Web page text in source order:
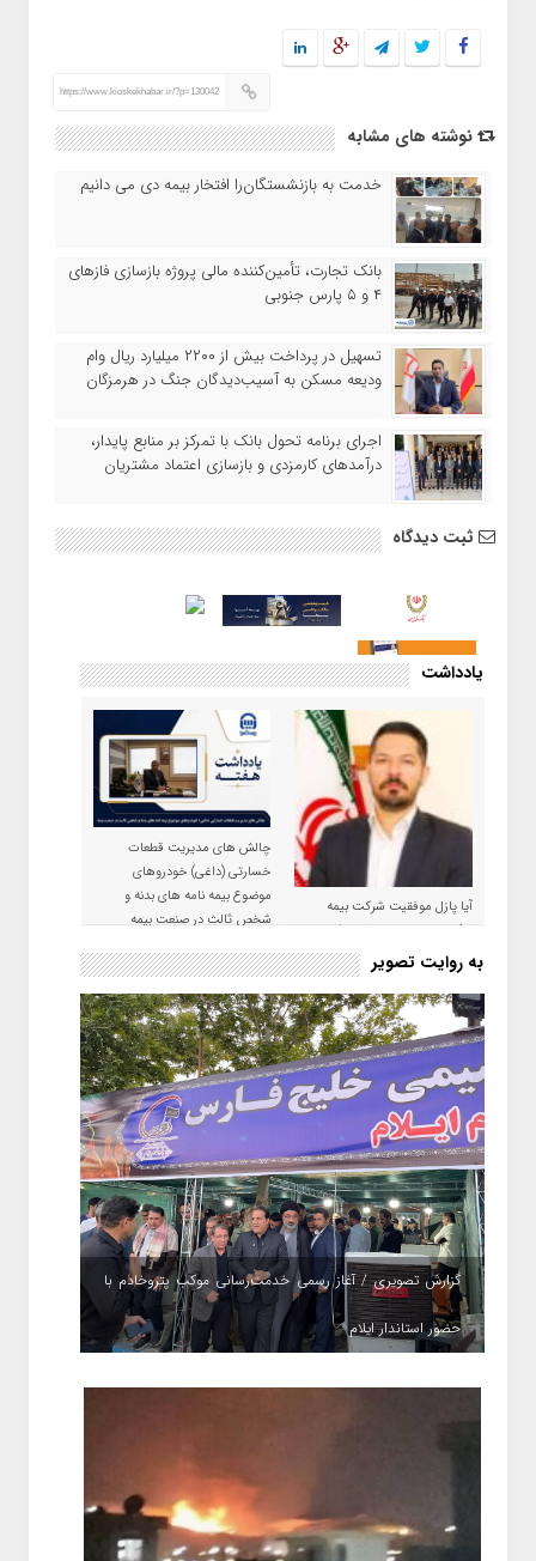
https://www.kioskekhabar.ir/?p=130042
نوشته های مشابه
خدمت به بازنشستگان‌را افتخار بیمه دی می دانیم
بانک تجارت، تأمین‌کننده مالی پروژه بازسازی فازهای
۴ و ۵ پارس جنوبی
تسهیل در پرداخت بیش از ۲۲۰۰ میلیارد ریال وام
ودیعه مسکن به آسیب‌دیدگان جنگ در هرمزگان
اجرای برنامه تحول بانک با تمرکز بر منابع پایدار،
درآمدهای کارمزدی و بازسازی اعتماد مشتریان
ثبت دیدگاه
یادداشت
آیا پازل موفقیت شرکت بیمه
حکمت صبا در سال ۱۴۰۵ کامل می
شود؟!
چالش های مدیریت قطعات
خسارتی (داغی) خودروهای
موضوع بیمه نامه های بدنه و
شخص ثالث در صنعت بیمه
به روایت تصویر
گزارش تصویری / آغاز رسمی خدمت‌رسانی موکب پتروخادم با
حضور استاندار ایلام